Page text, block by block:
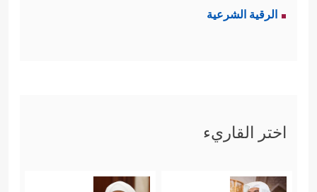
الرقية الشرعية
اختر القاريء